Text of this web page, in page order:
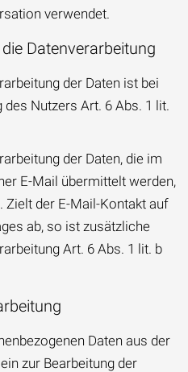
verwendet.
Datenverarbeitung
der Daten ist bei
Nutzers Art. 6 Abs. 1 lit.
der Daten, die im
E-Mail übermittelt werden,
Zielt der E-Mail-Kontakt auf
ab, so ist zusätzliche
Art. 6 Abs. 1 lit. b
Daten aus der
zur Bearbeitung der